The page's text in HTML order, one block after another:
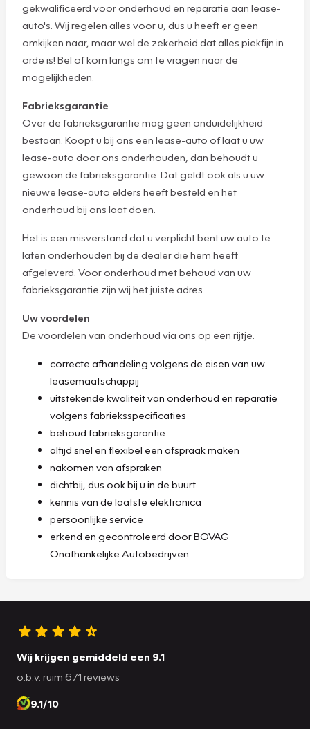
gekwalificeerd voor onderhoud en reparatie aan lease-
auto's. Wij regelen alles voor u, dus u heeft er geen
omkijken naar, maar wel de zekerheid dat alles piekfijn in
orde is! Bel of kom langs om te vragen naar de
mogelijkheden.
Fabrieksgarantie
Over de fabrieksgarantie mag geen onduidelijkheid
bestaan. Koopt u bij ons een lease-auto of laat u uw
lease-auto door ons onderhouden, dan behoudt u
gewoon de fabrieksgarantie. Dat geldt ook als u uw
nieuwe lease-auto elders heeft besteld en het
onderhoud bij ons laat doen.
Het is een misverstand dat u verplicht bent uw auto te
laten onderhouden bij de dealer die hem heeft
afgeleverd. Voor onderhoud met behoud van uw
fabrieksgarantie zijn wij het juiste adres.
Uw voordelen
De voordelen van onderhoud via ons op een rijtje.
correcte afhandeling volgens de eisen van uw
leasemaatschappij
uitstekende kwaliteit van onderhoud en reparatie
volgens fabrieksspecificaties
behoud fabrieksgarantie
altijd snel en flexibel een afspraak maken
nakomen van afspraken
dichtbij, dus ook bij u in de buurt
kennis van de laatste elektronica
persoonlijke service
erkend en gecontroleerd door BOVAG
Onafhankelijke Autobedrijven
Wij krijgen gemiddeld een 9.1
o.b.v. ruim 671 reviews
9.1/10